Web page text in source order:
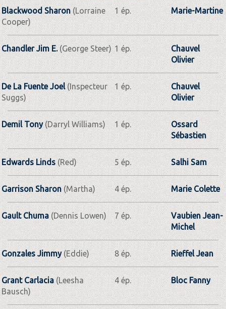
Blackwood Sharon(Lorraine
Cooper)
1 ép. Marie-Martine
Chandler Jim E.(George Steer) 1 ép.
Chauvel
Olivier
De La Fuente Joel(Inspecteur
Suggs)
1 ép.
Chauvel
Olivier
Demil Tony(Darryl Williams) 1 ép.
Ossard
Sébastien
Edwards Linds(Red) 5 ép. Salhi Sam
Garrison Sharon (Martha) 4 ép. Marie Colette
Gault Chuma(Dennis Lowen) 7 ép.
Vaubien Jean-
Michel
Gonzales Jimmy(Eddie) 8 ép. Rieffel Jean
Grant Carlacia(Leesha
Bausch)
4 ép. Bloc Fanny